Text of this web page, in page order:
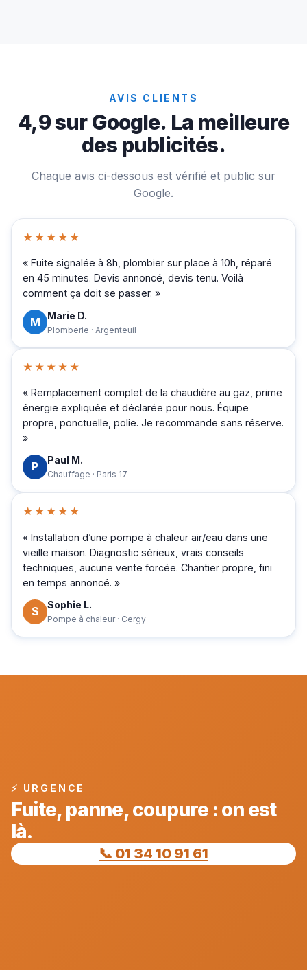
AVIS CLIENTS
4,9 sur Google. La meilleure
des publicités.
Chaque avis ci-dessous est vérifié et public sur
Google.
★★★★★
« Fuite signalée à 8h, plombier sur place à 10h, réparé
en 45 minutes. Devis annoncé, devis tenu. Voilà
comment ça doit se passer. »
M Marie D.
Plomberie · Argenteuil
★★★★★
« Remplacement complet de la chaudière au gaz, prime
énergie expliquée et déclarée pour nous. Équipe
propre, ponctuelle, polie. Je recommande sans réserve.
»
P Paul M.
Chauffage · Paris 17
★★★★★
« Installation d’une pompe à chaleur air/eau dans une
vieille maison. Diagnostic sérieux, vrais conseils
techniques, aucune vente forcée. Chantier propre, fini
en temps annoncé. »
S Sophie L.
Pompe à chaleur · Cergy
⚡ URGENCE
Fuite, panne, coupure : on est
là.
📞 01 34 10 91 61